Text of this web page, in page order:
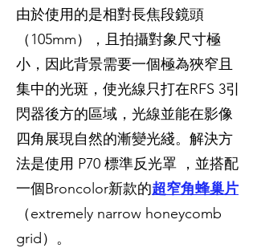
由於使用的是相對長焦段鏡頭
（105mm），且拍攝對象尺寸極
小，因此背景需要一個極為狹窄且
集中的光斑，使光線只打在RFS 3引
閃器後方的區域，光線並能在影像
四角展現自然的漸變光綫。解決方
法是使用 P70 標準反光罩 ，並搭配
一個Broncolor新款的超窄角蜂巢片
（extremely narrow honeycomb
grid）。